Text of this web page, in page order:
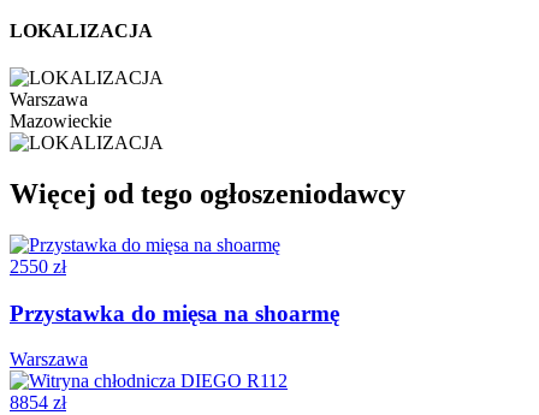
LOKALIZACJA
Warszawa
Mazowieckie
Więcej od tego ogłoszeniodawcy
2550 zł
Przystawka do mięsa na shoarmę
Warszawa
8854 zł